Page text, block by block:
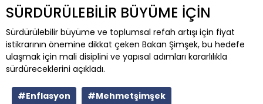
SÜRDÜRÜLEBİLİR BÜYÜME İÇİN
Sürdürülebilir büyüme ve toplumsal refah artışı için fiyat
istikrarının önemine dikkat çeken Bakan Şimşek, bu hedefe
ulaşmak için mali disiplini ve yapısal adımları kararlılıkla
sürdüreceklerini açıkladı.
#Enflasyon #Mehmetşimşek